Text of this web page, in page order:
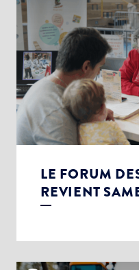
LE FORUM
REVIENT